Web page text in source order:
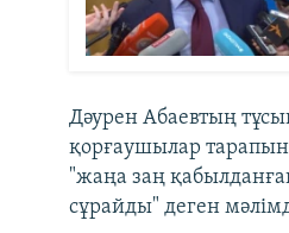
Дәурен Абаевтың
қорғаушылар
"жаңа заң
сұрайды" деген